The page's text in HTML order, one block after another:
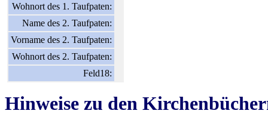
Wohnort des 1. Taufpaten:
Name des 2. Taufpaten:
Vorname des 2. Taufpaten:
Wohnort des 2. Taufpaten:
Feld18:
Hinweise zu den